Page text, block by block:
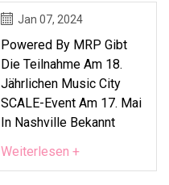
Jan 07, 2024
Powered By MRP Gibt
Die Teilnahme Am 18.
Jährlichen Music City
SCALE-Event Am 17. Mai
In Nashville Bekannt
Weiterlesen +